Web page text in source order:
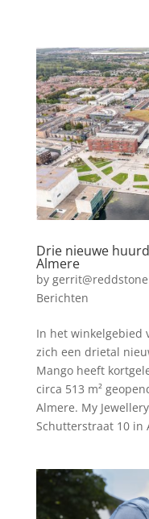
Drie nieuwe
Almere
by
Berichten
In het winkelgebied
zich een drietal
Mango heeft
circa 513 m²
Almere. My
Schutterstraat 10 in